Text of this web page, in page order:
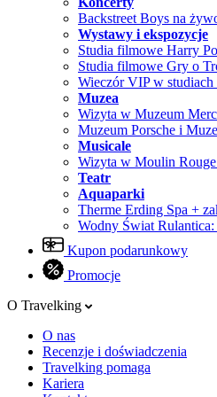
Backstreet Boys na
Wystawy i ekspozycje
Studia filmowe Harry
Studia filmowe Gry o
Wieczór VIP w studiach
Muzea
Wizyta w Muzeum
Muzeum Porsche i
Musicale
Wizyta w Moulin
Teatr
Aquaparki
Therme Erding Spa +
Wodny Świat
Kupon podarunkowy
Promocje
O Travelking
O nas
Recenzje i doświadczenia
Travelking pomaga
Kariera